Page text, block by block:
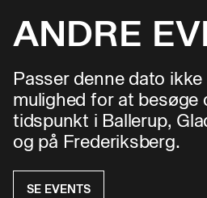
ANDRE
Passer denne dato
mulighed for at besøge
tidspunkt i Ballerup,
og på Frederiksberg.
SE EVENTS